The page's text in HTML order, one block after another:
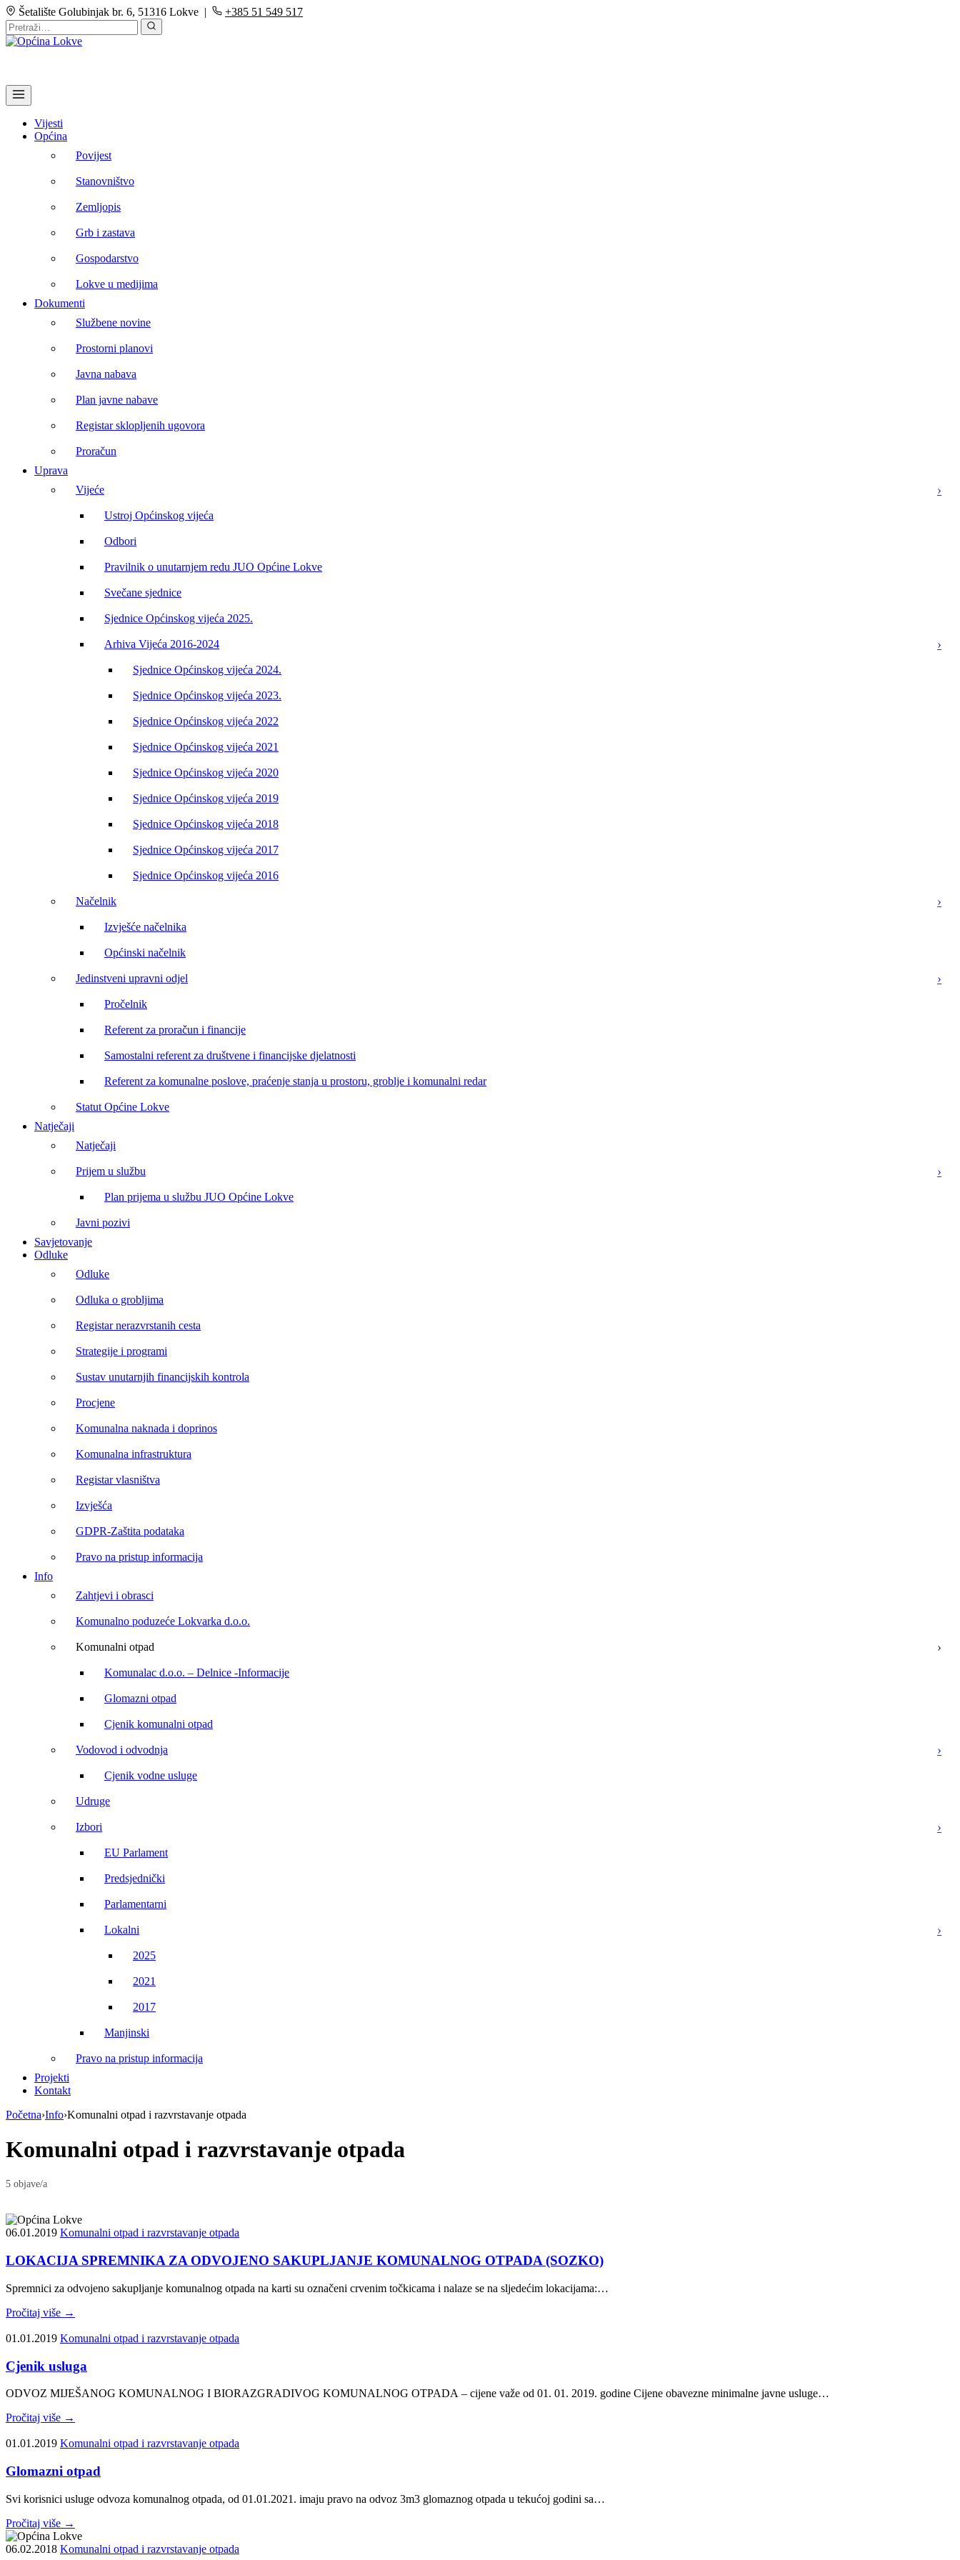
Šetalište Golubinjak br. 6, 51316 Lokve | +385 51 549 517
Vijesti
Općina
Povijest
Stanovništvo
Zemljopis
Grb i zastava
Gospodarstvo
Lokve u medijima
Dokumenti
Službene novine
Prostorni planovi
Javna nabava
Plan javne nabave
Registar sklopljenih ugovora
Proračun
Uprava
Vijeće
Ustroj Općinskog vijeća
Odbori
Pravilnik o unutarnjem redu JUO Općine Lokve
Svečane sjednice
Sjednice Općinskog vijeća 2025.
Arhiva Vijeća 2016-2024
Sjednice Općinskog vijeća 2024.
Sjednice Općinskog vijeća 2023.
Sjednice Općinskog vijeća 2022
Sjednice Općinskog vijeća 2021
Sjednice Općinskog vijeća 2020
Sjednice Općinskog vijeća 2019
Sjednice Općinskog vijeća 2018
Sjednice Općinskog vijeća 2017
Sjednice Općinskog vijeća 2016
Načelnik
Izvješće načelnika
Općinski načelnik
Jedinstveni upravni odjel
Pročelnik
Referent za proračun i financije
Samostalni referent za društvene i financijske djelatnosti
Referent za komunalne poslove, praćenje stanja u prostoru, groblje i komunalni redar
Statut Općine Lokve
Natječaji
Natječaji
Prijem u službu
Plan prijema u službu JUO Općine Lokve
Javni pozivi
Savjetovanje
Odluke
Odluke
Odluka o grobljima
Registar nerazvrstanih cesta
Strategije i programi
Sustav unutarnjih financijskih kontrola
Procjene
Komunalna naknada i doprinos
Komunalna infrastruktura
Registar vlasništva
Izvješća
GDPR-Zaštita podataka
Pravo na pristup informacija
Info
Zahtjevi i obrasci
Komunalno poduzeće Lokvarka d.o.o.
Komunalni otpad
Komunalac d.o.o. – Delnice -Informacije
Glomazni otpad
Cjenik komunalni otpad
Vodovod i odvodnja
Cjenik vodne usluge
Udruge
Izbori
EU Parlament
Predsjednički
Parlamentarni
Lokalni
2025
2021
2017
Manjinski
Pravo na pristup informacija
Projekti
Kontakt
Početna›Info›Komunalni otpad i razvrstavanje otpada
Komunalni otpad i razvrstavanje otpada
5 objave/a
06.01.2019 Komunalni otpad i razvrstavanje otpada
LOKACIJA SPREMNIKA ZA ODVOJENO SAKUPLJANJE KOMUNALNOG OTPADA (SOZKO)
Spremnici za odvojeno sakupljanje komunalnog otpada na karti su označeni crvenim točkicama i nalaze se na sljedećim lokacijama:…
Pročitaj više →
01.01.2019 Komunalni otpad i razvrstavanje otpada
Cjenik usluga
ODVOZ MIJEŠANOG KOMUNALNOG I BIORAZGRADIVOG KOMUNALNOG OTPADA – cijene važe od 01. 01. 2019. godine Cijene obavezne minimalne javne usluge…
Pročitaj više →
01.01.2019 Komunalni otpad i razvrstavanje otpada
Glomazni otpad
Svi korisnici usluge odvoza komunalnog otpada, od 01.01.2021. imaju pravo na odvoz 3m3 glomaznog otpada u tekućoj godini sa…
Pročitaj više →
06.02.2018 Komunalni otpad i razvrstavanje otpada